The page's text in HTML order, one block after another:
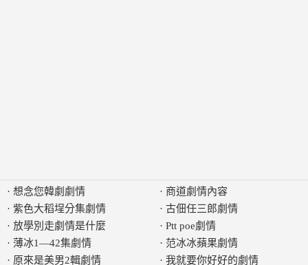
· 想念您韓劇劇情
· 紫色大稻埕分集劇情
· 放學別走劇情是什麼
· 薄冰1—42集劇情
· 原來是美男2輯劇情
· 商道劇情內容
· 古佃任三郎劇情
· Ptt poe劇情
· 范冰冰蘋果劇情
· 我就要你好好的劇情